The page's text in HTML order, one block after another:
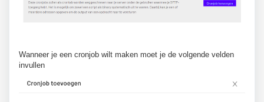
Wanneer je een cronjob wilt maken moet je de volgende velden
invullen